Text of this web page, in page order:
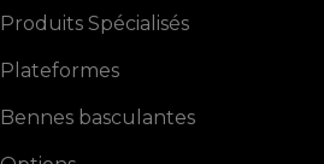
Produits Spécialisés
Plateformes
Bennes basculantes